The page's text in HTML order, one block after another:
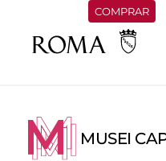
COMPRAR
MUSEI